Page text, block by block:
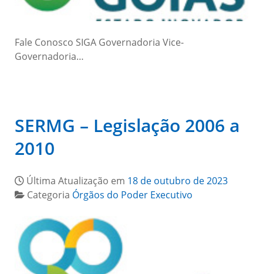
Fale Conosco SIGA Governadoria Vice-
Governadoria…
SERMG – Legislação 2006 a
2010
Última Atualização em 18 de outubro de 2023
Categoria Órgãos do Poder Executivo